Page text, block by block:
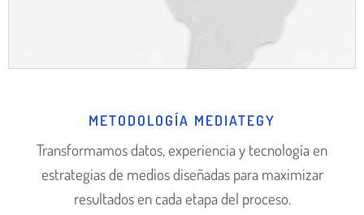
METODOLOGÍA MEDIATEGY
Transformamos datos, experiencia y tecnología en
estrategias de medios diseñadas para maximizar
resultados en cada etapa del proceso.